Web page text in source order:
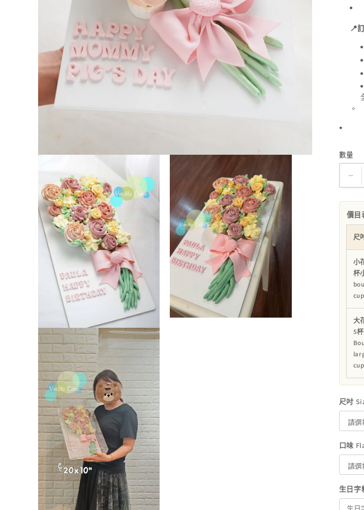
視
窗
中
開
啟
在
互
動
視
窗
中
開
啟
多
媒
檔
案
2
📍
。
*
數
數量
數
量
少
價目
尺
小
杯
大
5
尺吋
口味
生日字